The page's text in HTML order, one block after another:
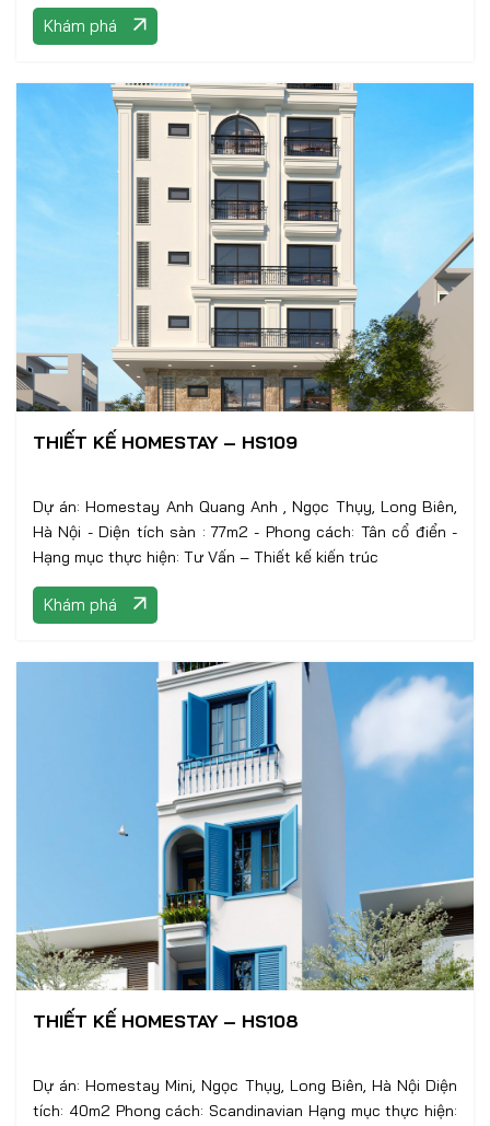
Khám phá
THIẾT KẾ HOMESTAY – HS109
Dự án: Homestay Anh Quang Anh , Ngọc Thụy, Long Biên,
Hà Nội - Diện tích sàn : 77m2 - Phong cách: Tân cổ điển -
Hạng mục thực hiện: Tư Vấn – Thiết kế kiến trúc
Khám phá
THIẾT KẾ HOMESTAY – HS108
Dự án: Homestay Mini, Ngọc Thụy, Long Biên, Hà Nội Diện
tích: 40m2 Phong cách: Scandinavian Hạng mục thực hiện: